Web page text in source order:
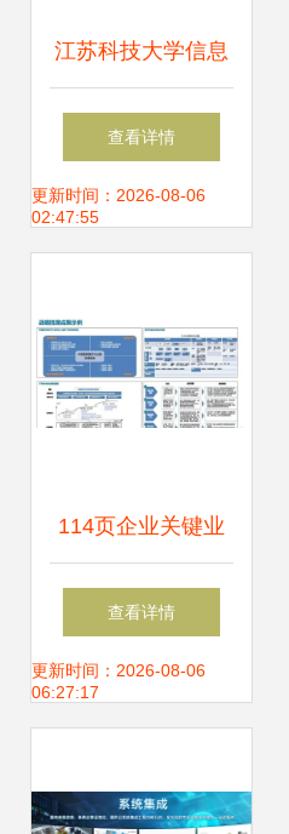
江苏科技大学信息
系统集成服务 推动
教育信息化的创新
查看详情
更新时间：2026-08-06
02:47:55
114页企业关键业
务流程 从战略规划
产品开发物料采购
查看详情
更新时间：2026-08-06
06:27:17